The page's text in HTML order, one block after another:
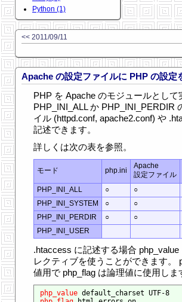
Python (1)
<< 2011/09/11
Apache の設定ファイルに PHP の設定
PHP を Apache のモジュールとし
PHP_INI_ALL か PHP_INI_PERDIR
イル (httpd.conf, apache2.conf) や
記述できます。
詳しくは次の表を参照。
モード php.ini
Apache
設定ファイル
PHP_INI_ALL
○ ○
PHP_INI_SYSTEM
○
○
PHP_INI_PERDIR
○ ○
PHP_INI_USER
.htaccess に記述する場合
レクティブを使うことができます。
値用で php_flag は論理値に使用しま
php_value